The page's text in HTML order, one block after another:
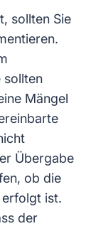
sollten Sie
sollten
Mängel
Übergabe
ob die
erfolgt ist.
der